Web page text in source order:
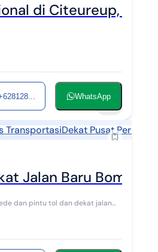
di Citeureup, Bogor
WhatsApp
TransportasiDekat Pusat
Jalan Baru Bomang
dan pintu tol dan dekat jalan